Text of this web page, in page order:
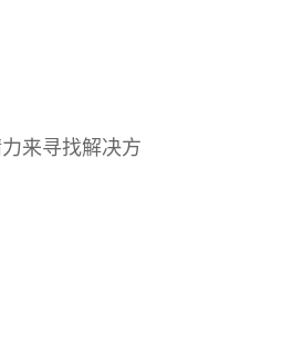
来寻找解决方